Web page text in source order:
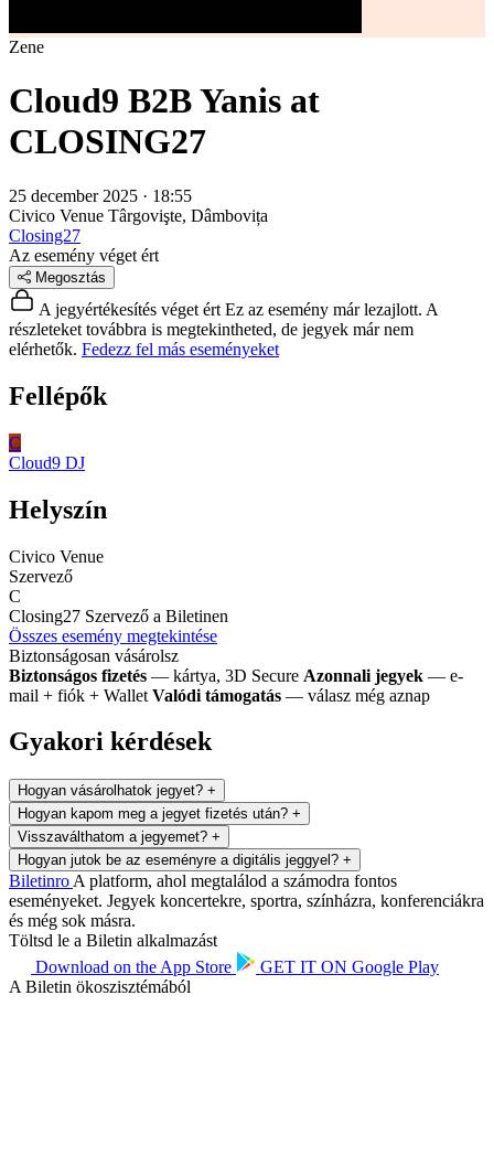
Zene
Cloud9 B2B Yanis at
CLOSING27
25 december 2025 · 18:55
Civico Venue Târgovişte, Dâmbovița
Closing27
Az esemény véget ért
Megosztás
A jegyértékesítés véget ért Ez az esemény már lezajlott. A
részleteket továbbra is megtekintheted, de jegyek már nem
elérhetők. Fedezz fel más eseményeket
Fellépők
C
Cloud9 DJ
Helyszín
Civico Venue
Szervező
C
Closing27 Szervező a Biletinen
Összes esemény megtekintése
Biztonságosan vásárolsz
Biztonságos fizetés — kártya, 3D Secure Azonnali jegyek — e-
mail + fiók + Wallet Valódi támogatás — válasz még aznap
Gyakori kérdések
Hogyan vásárolhatok jegyet? +
Hogyan kapom meg a jegyet fizetés után? +
Visszaválthatom a jegyemet? +
Hogyan jutok be az eseményre a digitális jeggyel? +
Biletinro A platform, ahol megtalálod a számodra fontos
eseményeket. Jegyek koncertekre, sportra, színházra, konferenciákra
és még sok másra.
Töltsd le a Biletin alkalmazást
Download on the App Store GET IT ON Google Play
A Biletin ökoszisztémából